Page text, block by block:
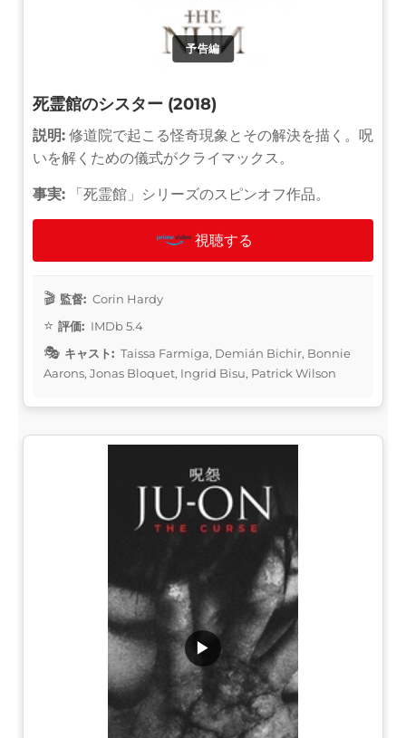
予告編
死霊館のシスター (2018)
説明: 修道院で起こる怪奇現象とその解決を描く。呪
いを解くための儀式がクライマックス。
事実: 「死霊館」シリーズのスピンオフ作品。
視聴する
監督: Corin Hardy
評価: IMDb 5.4
キャスト: Taissa Farmiga, Demián Bichir, Bonnie
Aarons, Jonas Bloquet, Ingrid Bisu, Patrick Wilson
▶